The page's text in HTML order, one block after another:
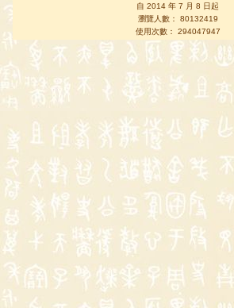
自 2014 年 7 月 8 日起
瀏覽人數： 80132419
使用次數： 294047947